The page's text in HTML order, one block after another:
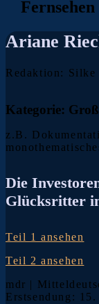
Fernsehen
Ariane
Redaktion: Silke
Kategorie:
z.B.
Die
Glücksritter
Teil 1 ansehen
Teil 2 ansehen
mdr |
Erstsendung: